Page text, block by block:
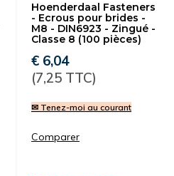
Hoenderdaal Fasteners
- Ecrous pour brides -
M8 - DIN6923 - Zingué -
Classe 8 (100 pièces)
€ 6,04
(7,25 TTC)
✉ Tenez-moi au courant
Comparer